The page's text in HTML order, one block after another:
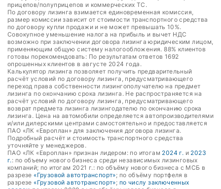
прицепов/полуприцепов и коммерческих ТС.
По договору лизинга взимается единовременная комиссия,
размер комиссии зависит от стоимости транспортного средства
по договору купли продажи и не может превышать 10%.
Совокупное уменьшение налога на прибыль и вычет НДС
возможно при заключении договора лизинга юридическим лицом,
применяющим общую систему налогообложения. 88% клиентов
готовы порекомендовать: По результатам ответов 1692
опрошенных клиентов в августе 2024 года.
Калькулятор лизинга позволяет получить предварительный
расчёт условий по договору лизинга, предусматривающего
переход права собственности лизингополучателю на предмет
лизинга по окончанию срока лизинга. Не распространяется на
расчёт условий по договору лизинга, предусматривающего
возврат предмета лизинга лизингодателю по окончанию срока
лизинга. Цена на автомобили определяется автопроизводителями
и/или дилерскими центрами самостоятельно и предоставляется
ПАО «ЛК «Европлан» для заключения договора лизинга.
Подробный расчёт и стоимость транспортного средства
уточняйте у менеджеров.
ПАО «ЛК «Европлан» признан лидером: по итогам 2024 г. и 2023
г.: по объему нового бизнеса среди независимых лизинговых
компаний; по итогам 2021 г.: по объёму нового бизнеса с МСБ в
разрезе «Грузовой автотранспорт»; по объёму портфеля в
разрезе «Грузовой автотранспорт»; по числу заключенных